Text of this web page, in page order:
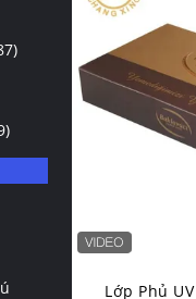
Lớp Phủ